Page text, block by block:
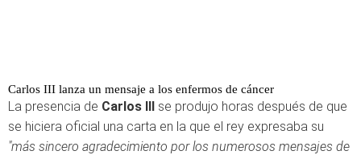
Carlos III lanza un mensaje a los enfermos de cáncer
La presencia de Carlos III se produjo horas después de que
se hiciera oficial una carta en la que el rey expresaba su
"más sincero agradecimiento por los numerosos mensajes de